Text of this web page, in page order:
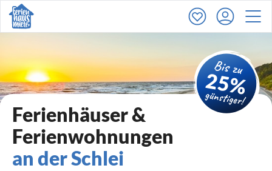
Ferienhäuser &
Ferienwohnungen
an der Schlei